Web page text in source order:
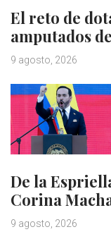
El reto de
amputados
9 agosto, 2026
De la
Corina
9 agosto, 2026